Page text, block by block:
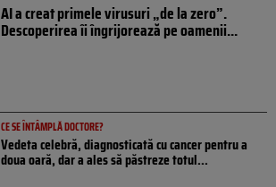
AI a creat primele virusuri „de la zero”.
Descoperirea îi îngrijorează pe oamenii...
CE SE ÎNTÂMPLĂ DOCTORE?
Vedeta celebră, diagnosticată cu cancer pentru a
doua oară, dar a ales să păstreze totul...